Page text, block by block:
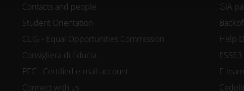
Contacts and people
Student Orientation
CUG - Equal Opportunities Commission
Consigliera di fiducia
PEC - Certified e-mail account
Connect with us
GIA
Help
E-